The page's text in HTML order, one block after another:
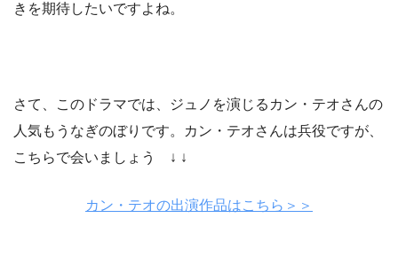
きを期待したいですよね。
さて、このドラマでは、ジュノを演じるカン・テオさんの
人気もうなぎのぼりです。カン・テオさんは兵役ですが、
こちらで会いましょう ↓ ↓
カン・テオの出演作品はこちら＞＞